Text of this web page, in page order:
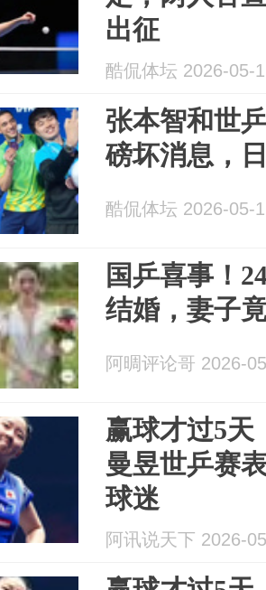
出征
酷侃体坛 2026-05-
张本智和世
磅坏消息，
酷侃体坛 2026-05-
国乒喜事！
结婚，妻子
阿晭评论哥 2026-
赢球才过5天
曼昱世乒赛
球迷
阿讯说天下 2026-